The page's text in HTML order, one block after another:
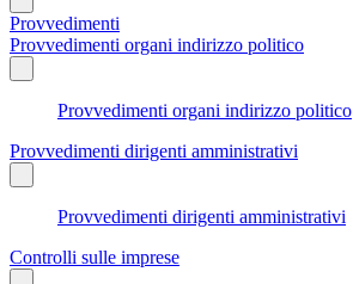
Provvedimenti
Provvedimenti organi indirizzo politico
Provvedimenti organi indirizzo politico
Provvedimenti dirigenti amministrativi
Provvedimenti dirigenti amministrativi
Controlli sulle imprese